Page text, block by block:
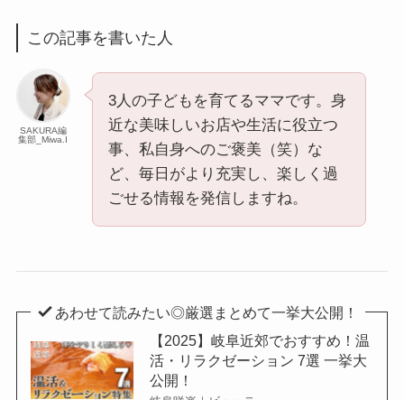
この記事を書いた人
SAKURA編
集部_Miwa.I
3人の子どもを育てるママです。身
近な美味しいお店や生活に役立つ
事、私自身へのご褒美（笑）な
ど、毎日がより充実し、楽しく過
ごせる情報を発信しますね。
あわせて読みたい◎厳選まとめて一挙大公開！
【2025】岐阜近郊でおすすめ！温
活・リラクゼーション 7選 一挙大
公開！